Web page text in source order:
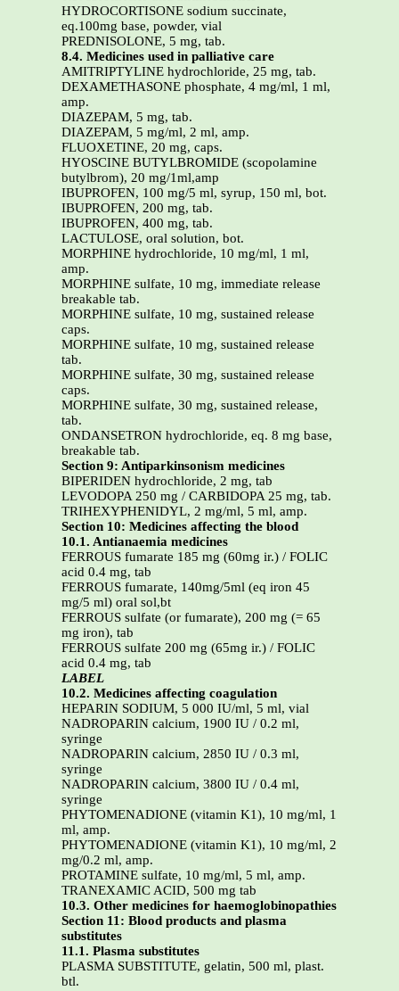
HYDROCORTISONE sodium succinate,
eq.100mg base, powder, vial
PREDNISOLONE, 5 mg, tab.
8.4. Medicines used in palliative care
AMITRIPTYLINE hydrochloride, 25 mg, tab.
DEXAMETHASONE phosphate, 4 mg/ml, 1 ml,
amp.
DIAZEPAM, 5 mg, tab.
DIAZEPAM, 5 mg/ml, 2 ml, amp.
FLUOXETINE, 20 mg, caps.
HYOSCINE BUTYLBROMIDE (scopolamine
butylbrom), 20 mg/1ml,amp
IBUPROFEN, 100 mg/5 ml, syrup, 150 ml, bot.
IBUPROFEN, 200 mg, tab.
IBUPROFEN, 400 mg, tab.
LACTULOSE, oral solution, bot.
MORPHINE hydrochloride, 10 mg/ml, 1 ml,
amp.
MORPHINE sulfate, 10 mg, immediate release
breakable tab.
MORPHINE sulfate, 10 mg, sustained release
caps.
MORPHINE sulfate, 10 mg, sustained release
tab.
MORPHINE sulfate, 30 mg, sustained release
caps.
MORPHINE sulfate, 30 mg, sustained release,
tab.
ONDANSETRON hydrochloride, eq. 8 mg base,
breakable tab.
Section 9: Antiparkinsonism medicines
BIPERIDEN hydrochloride, 2 mg, tab
LEVODOPA 250 mg / CARBIDOPA 25 mg, tab.
TRIHEXYPHENIDYL, 2 mg/ml, 5 ml, amp.
Section 10: Medicines affecting the blood
10.1. Antianaemia medicines
FERROUS fumarate 185 mg (60mg ir.) / FOLIC
acid 0.4 mg, tab
FERROUS fumarate, 140mg/5ml (eq iron 45
mg/5 ml) oral sol,bt
FERROUS sulfate (or fumarate), 200 mg (= 65
mg iron), tab
FERROUS sulfate 200 mg (65mg ir.) / FOLIC
acid 0.4 mg, tab
LABEL
10.2. Medicines affecting coagulation
HEPARIN SODIUM, 5 000 IU/ml, 5 ml, vial
NADROPARIN calcium, 1900 IU / 0.2 ml,
syringe
NADROPARIN calcium, 2850 IU / 0.3 ml,
syringe
NADROPARIN calcium, 3800 IU / 0.4 ml,
syringe
PHYTOMENADIONE (vitamin K1), 10 mg/ml, 1
ml, amp.
PHYTOMENADIONE (vitamin K1), 10 mg/ml, 2
mg/0.2 ml, amp.
PROTAMINE sulfate, 10 mg/ml, 5 ml, amp.
TRANEXAMIC ACID, 500 mg tab
10.3. Other medicines for haemoglobinopathies
Section 11: Blood products and plasma
substitutes
11.1. Plasma substitutes
PLASMA SUBSTITUTE, gelatin, 500 ml, plast.
btl.